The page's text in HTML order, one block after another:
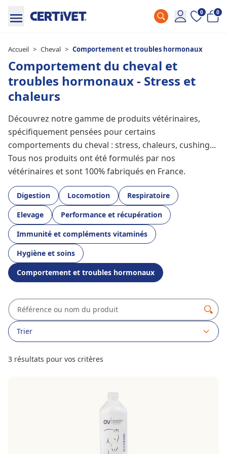
0 0
Accueil > Cheval > Comportement et troubles hormonaux
Comportement du cheval et
troubles hormonaux - Stress et
chaleurs
Découvrez notre gamme de produits vétérinaires,
spécifiquement pensées pour certains
comportements du cheval : stress, chaleurs, cushing...
Tous nos produits ont été formulés par nos
vétérinaires et sont 100% fabriqués en France.
Digestion Locomotion
Respiratoire
Elevage
Performance et récupération
Immunité et compléments vitaminés
Hygiène et soins
Comportement et troubles hormonaux
Trier
3 résultats pour vos critères